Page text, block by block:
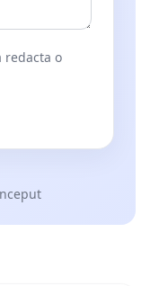
redacta o